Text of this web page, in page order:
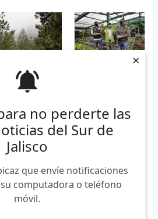
no perderte las
del Sur de
Jalisco
que envíe notificaciones
computadora o teléfono
móvil.
×
de la Semadet explicó que
afectada por el problema de
de reforestación intensiva ha
áreas que fueron degradadas y